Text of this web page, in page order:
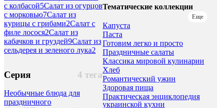
с колбасой5Салат из огурцов
с морковью7Салат из
курицы с грибами2Салат с
филе лосося2Салат из
кабачков и груздей9Салат из
сельдерея и зеленого лука2
4 тега
Серия
Необычные блюда для
праздничного
Тематические коллекции
Еще
Капуста
Паста
Готовим легко и просто
Праздничные салаты
Классика мировой кулинарии
Хлеб
Романтический ужин
Здоровая пища
Практическая энциклопедия
украинской кухни